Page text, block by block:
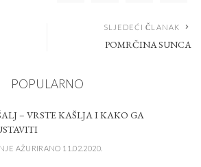
SLJEDEĆI ČLANAK
POMRČINA SUNCA
POPULARNO
– VRSTE KAŠLJA I KAKO GA
AŽURIRANO 11.02.2020.